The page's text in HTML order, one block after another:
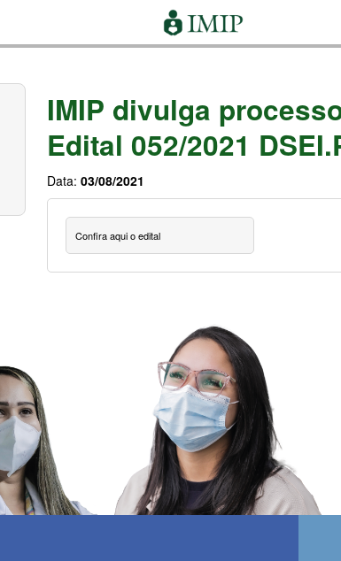
IMIP divulga
Edital 052/2021
Data: 03/08/2021
Confira aqui o edital